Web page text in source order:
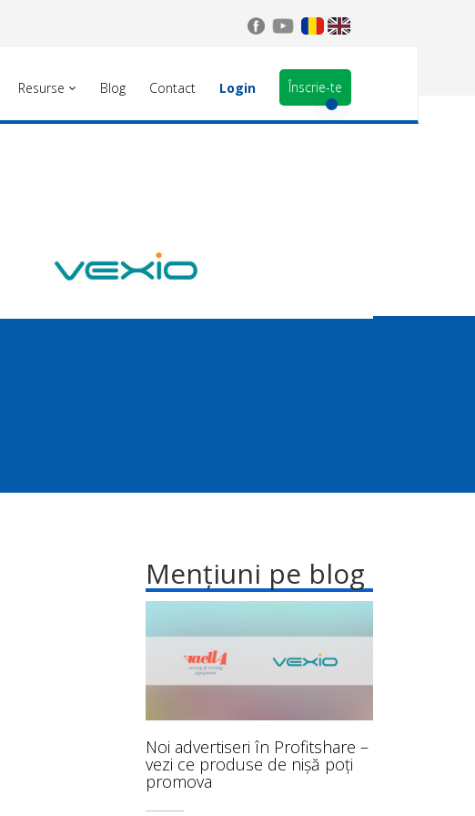
Resurse Blog Contact Login Înscrie-te
Mențiuni pe blog
Noi advertiseri în Profitshare –
vezi ce produse de nișă poți
promova